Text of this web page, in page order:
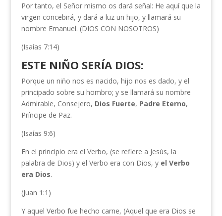
Por tanto, el Señor mismo os dará señal: He aquí que la
virgen concebirá, y dará a luz un hijo, y llamará su
nombre Emanuel. (DIOS CON NOSOTROS)
(Isaías 7:14)
ESTE NIÑO SERÍA DIOS:
Porque un niño nos es nacido, hijo nos es dado, y el
principado sobre su hombro; y se llamará su nombre
Admirable, Consejero, Dios Fuerte, Padre Eterno,
Príncipe de Paz.
(Isaías 9:6)
En el principio era el Verbo, (se refiere a Jesús, la
palabra de Dios) y el Verbo era con Dios, y el Verbo
era Dios.
(Juan 1:1)
Y aquel Verbo fue hecho carne, (Aquel que era Dios se